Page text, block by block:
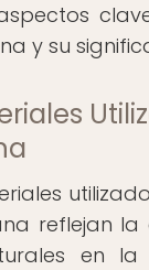
y su
reflejan la
en